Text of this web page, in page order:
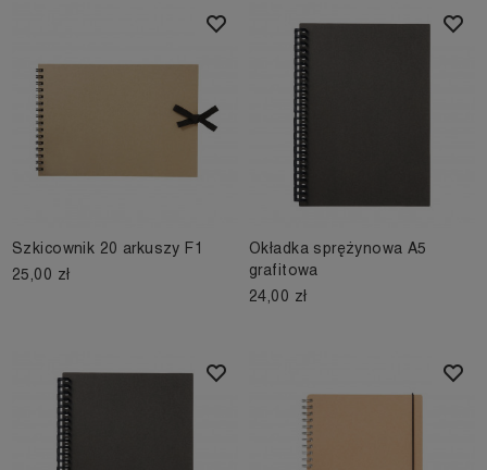
Szkicownik 20 arkuszy F1
25,00 zł
Okładka sprężynowa A5
grafitowa
24,00 zł